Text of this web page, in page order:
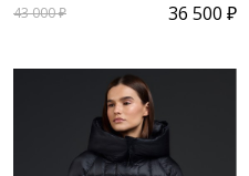
43 000 ₽
36 500 ₽